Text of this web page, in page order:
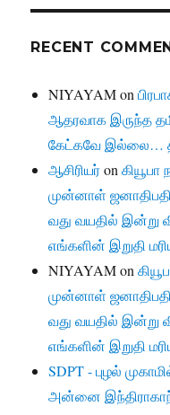
RECENT
NIYAYAMon
ஆதரவாக இருந்த
கேட்கவே இல்லை…
ஆசிரியர்onகியூபா
முன்னாள்
வது வயதில் இன்று
எங்களின் இறுதி
NIYAYAMon
முன்னாள்
வது வயதில் இன்று
எங்களின் இறுதி
SDPT - புழல்
அன்னை